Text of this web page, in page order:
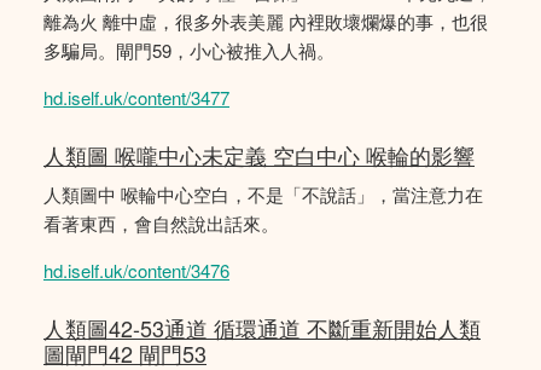
離為火 離中虛，很多外表美麗 內裡敗壞爛爆的事，也很
多騙局。閘門59，小心被推入人禍。
hd.iself.uk/content/3477
人類圖 喉嚨中心未定義 空白中心 喉輪的影響
人類圖中 喉輪中心空白，不是「不說話」，當注意力在
看著東西，會自然說出話來。
hd.iself.uk/content/3476
人類圖42-53通道 循環通道 不斷重新開始人類
圖閘門42 閘門53